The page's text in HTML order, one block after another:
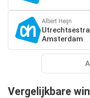
Albert Heijn
Amsterdam
Vergelijkbare